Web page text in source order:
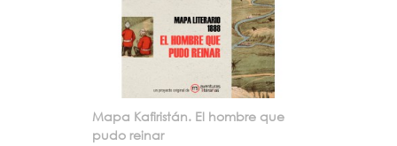
Mapa Kafiristán. El hombre que
pudo reinar